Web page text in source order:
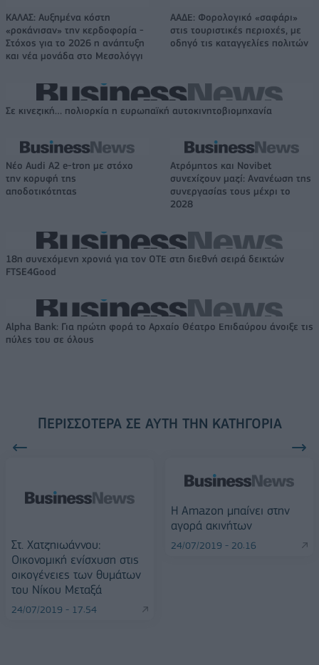
ΚΑΛΑΣ: Αυξημένα κόστη
«ροκάνισαν» την κερδοφορία -
Στόχος για το 2026 η ανάπτυξη
και νέα μονάδα στο Μεσολόγγι
ΑΑΔΕ: Φορολογικό «σαφάρι»
στις τουριστικές περιοχές, με
οδηγό τις καταγγελίες πολιτών
Σε κινεζική… πολιορκία η ευρωπαϊκή αυτοκινητοβιομηχανία
Νέο Audi A2 e-tron με στόχο
την κορυφή της
αποδοτικότητας
Ατρόμητος και Novibet
συνεχίζουν μαζί: Ανανέωση της
συνεργασίας τους μέχρι το
2028
18η συνεχόμενη χρονιά για τον ΟΤΕ στη διεθνή σειρά δεικτών
FTSE4Good
Alpha Bank: Για πρώτη φορά το Αρχαίο Θέατρο Επιδαύρου άνοιξε τις
πύλες του σε όλους
ΠΕΡΙΣΣΌΤΕΡΑ ΣΕ ΑΥΤΉ ΤΗΝ ΚΑΤΗΓΟΡΊΑ
Στ. Χατζηιωάννου:
Οικονομική ενίσχυση στις
οικογένειες των θυμάτων
του Νίκου Μεταξά
24/07/2019 - 17:54
Η Amazon μπαίνει στην
αγορά ακινήτων
24/07/2019 - 20:16